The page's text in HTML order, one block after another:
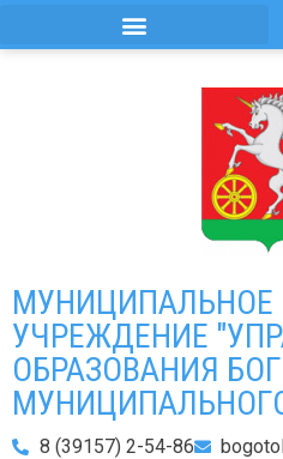
МУНИЦИПАЛЬНОЕ
УЧРЕЖДЕНИЕ
ОБРАЗОВАНИЯ
8 (39157) 2-54-86